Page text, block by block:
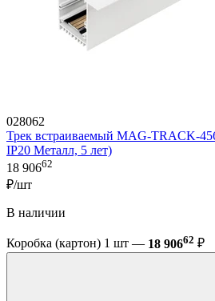
028062
Трек встраиваемый MAG-TRACK-
IP20 Металл, 5 лет)
18 90662
₽/шт
В наличии
Коробка (картон) 1 шт — 18 90662 ₽